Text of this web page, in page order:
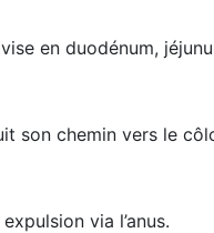
en duodénum,
son chemin vers le
via l’anus.